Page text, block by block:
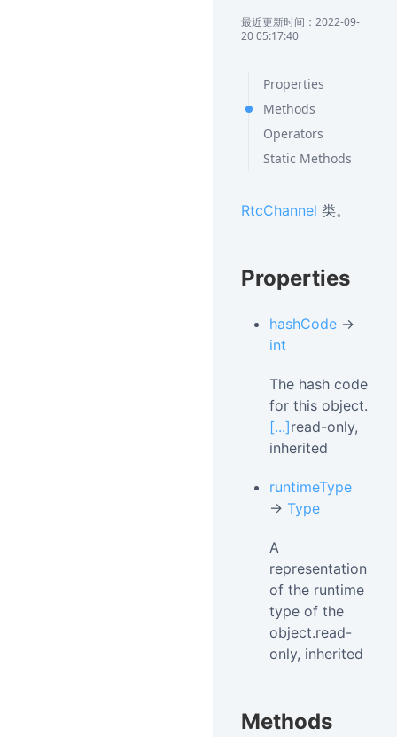
最近更新时间：2022-09-
20 05:17:40
Properties
Methods
Operators
Static Methods
RtcChannel 类。
Properties
hashCode →
int
The hash code
for this object.
[...]read-only,
inherited
runtimeType
→ Type
A
representation
of the runtime
type of the
object.read-
only, inherited
Methods